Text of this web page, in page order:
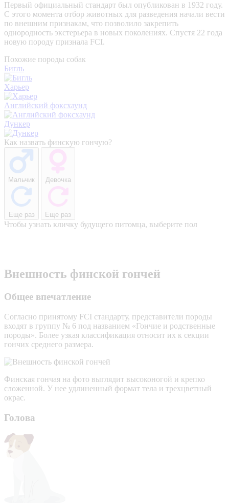
Первый официальный стандарт был опубликован в 1932 году.
С этого момента отбор животных для разведения начали вести
по внешним признакам, что позволило закрепить
однородность экстерьера в новых поколениях. Спустя 22 года
новую породу признала FCI.
Похожие породы собак
Бигль
Харьер
Английский фоксхаунд
Дункер
Как назвать финскую гончую?
Мальчик
Еще раз
Девочка
Еще раз
Чтобы узнать кличку будущего питомца, выберите пол
Внешность финской гончей
Общее впечатление
Согласно принятому FCI стандарту, представители породы
входят в группу № 6 под названием «Гончие и родственные
породы». Более узкая классификация относит их к секции
гончих среднего размера.
Финская гончая на фото выглядит высоконогой и крепко
сложенной. У нее удлиненный формат тела и трехцветный
окрас.
Голова